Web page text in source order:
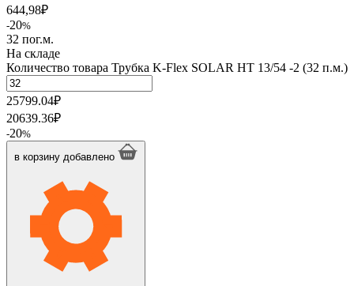
644,98₽
-20%
32 пог.м.
На складе
Количество товара Трубка K-Flex SOLAR HT 13/54 -2 (32 п.м.)
25799.04₽
20639.36₽
-20%
в корзину добавлено